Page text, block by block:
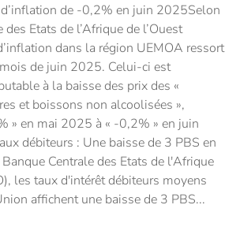
de -0,2% en juin 2025Selon
Etats de l’Afrique de l’Ouest
dans la région UEMOA ressort
de juin 2025. Celui-ci est
à la baisse des prix des «
et boissons non alcoolisées »,
» en mai 2025 à « -0,2% » en juin
débiteurs : Une baisse de 3 PBS en
Centrale des Etats de l'Afrique
les taux d'intérêt débiteurs moyens
affichent une baisse de 3 PBS...